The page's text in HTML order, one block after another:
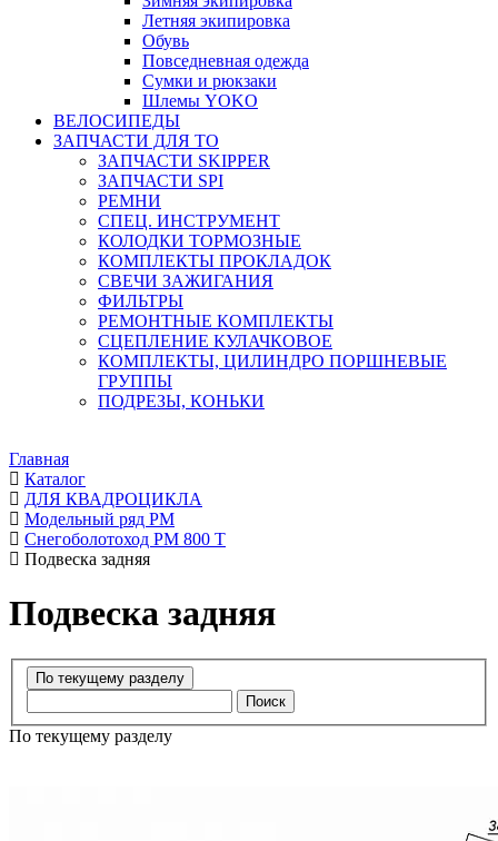
Летняя экипировка
Обувь
Повседневная одежда
Сумки и рюкзаки
Шлемы YOKO
ВЕЛОСИПЕДЫ
ЗАПЧАСТИ ДЛЯ ТО
ЗАПЧАСТИ SKIPPER
ЗАПЧАСТИ SPI
РЕМНИ
СПЕЦ. ИНСТРУМЕНТ
КОЛОДКИ ТОРМОЗНЫЕ
КОМПЛЕКТЫ ПРОКЛАДОК
СВЕЧИ ЗАЖИГАНИЯ
ФИЛЬТРЫ
РЕМОНТНЫЕ КОМПЛЕКТЫ
СЦЕПЛЕНИЕ КУЛАЧКОВОЕ
КОМПЛЕКТЫ, ЦИЛИНДРО ПОРШНЕВЫЕ
ГРУППЫ
ПОДРЕЗЫ, КОНЬКИ
Главная
Каталог
ДЛЯ КВАДРОЦИКЛА
Модельный ряд РМ
Снегоболотоход РМ 800 Т
Подвеска задняя
Подвеска задняя
Поиск
По текущему разделу